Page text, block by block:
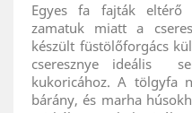
Egyes fa fajták eltérő
zamatuk miatt a
készült füstölőforgács
cseresznye ideális
kukoricához. A tölgyfa
bárány, és marha